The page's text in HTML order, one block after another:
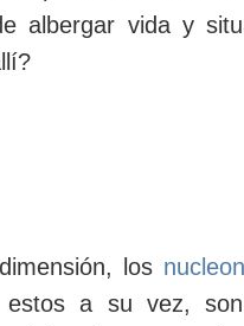
albergar vida y
los
a su vez,